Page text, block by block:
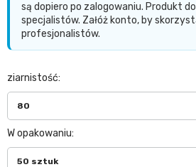
są dopiero po zalogowaniu. Produkt
specjalistów. Załóż konto, by
profesjonalistów.
ziarnistość
80
W opakowaniu
50 sztuk